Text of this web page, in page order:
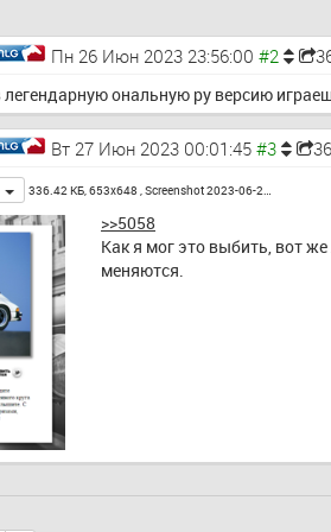
Пн 26 Июн 2023 23:56:00
ональную ру версию
Вт 27 Июн 2023 00:01:45
Toggle
336.42 КБ, 653x648 , Screenshot 2023-06-2…
>>5058
Как я мог это выбить, вот
меняются.